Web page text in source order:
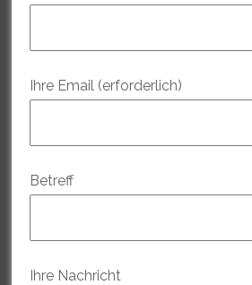
Ihre Email (erforderlich)
Betreff
Ihre Nachricht